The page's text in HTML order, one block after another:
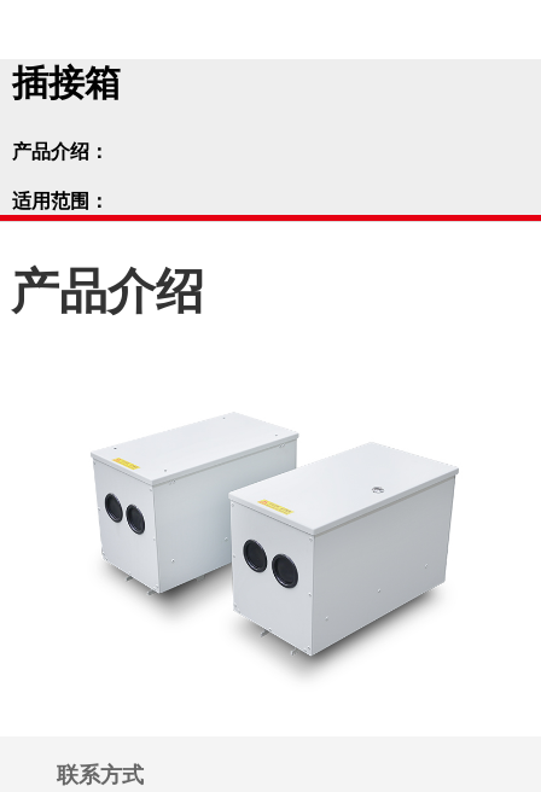
插接箱
产品介绍：
适用范围：
产品介绍
联系方式